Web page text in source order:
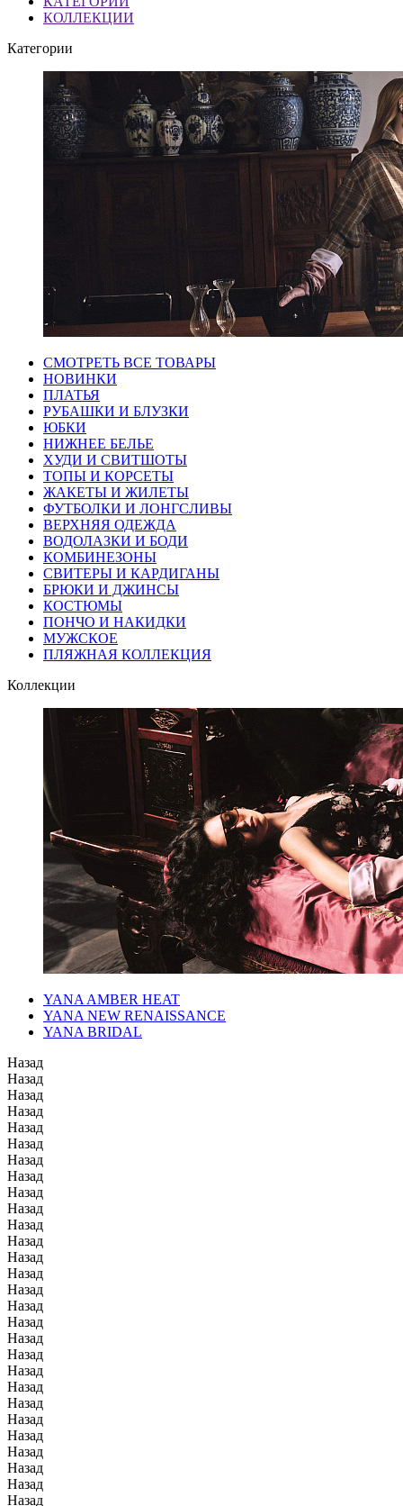
КОЛЛЕКЦИИ
Категории
СМОТРЕТЬ ВСЕ ТОВАРЫ
НОВИНКИ
ПЛАТЬЯ
РУБАШКИ И БЛУЗКИ
ЮБКИ
НИЖНЕЕ БЕЛЬЕ
ХУДИ И СВИТШОТЫ
ТОПЫ И КОРСЕТЫ
ЖАКЕТЫ И ЖИЛЕТЫ
ФУТБОЛКИ И ЛОНГСЛИВЫ
ВЕРХНЯЯ ОДЕЖДА
ВОДОЛАЗКИ И БОДИ
КОМБИНЕЗОНЫ
СВИТЕРЫ И КАРДИГАНЫ
БРЮКИ И ДЖИНСЫ
КОСТЮМЫ
ПОНЧО И НАКИДКИ
МУЖСКОЕ
ПЛЯЖНАЯ КОЛЛЕКЦИЯ
Коллекции
YANA AMBER HEAT
YANA NEW RENAISSANCE
YANA BRIDAL
Назад
Назад
Назад
Назад
Назад
Назад
Назад
Назад
Назад
Назад
Назад
Назад
Назад
Назад
Назад
Назад
Назад
Назад
Назад
Назад
Назад
Назад
Назад
Назад
Назад
Назад
Назад
Назад